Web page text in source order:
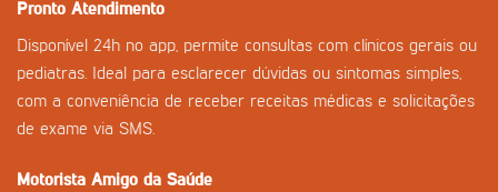
Pronto Atendimento
Disponível 24h no app, permite consultas com clínicos gerais ou
pediatras. Ideal para esclarecer dúvidas ou sintomas simples,
com a conveniência de receber receitas médicas e solicitações
de exame via SMS.
Motorista Amigo da Saúde